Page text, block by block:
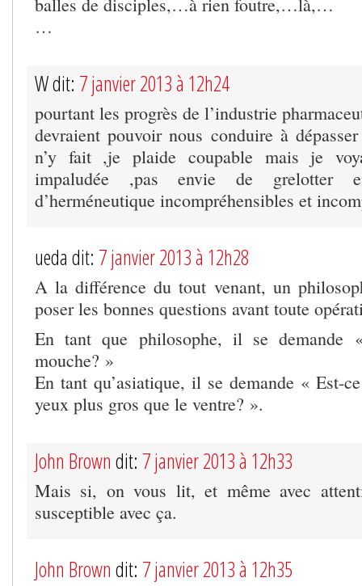
…
W dit: 7 janvier 2013 à 12h24
pourtant les progrès de l’industrie
devraient pouvoir nous conduire à
n’y fait ,je plaide coupable mais je
impaludée ,pas envie de grelotter
d’herméneutique incompréhensibles et
ueda dit: 7 janvier 2013 à 12h28
A la différence du tout venant, un
poser les bonnes questions avant toute
En tant que philosophe, il se demande «
mouche? »
En tant qu’asiatique, il se demande « Est-
yeux plus gros que le ventre? ».
John Brown dit: 7 janvier 2013 à 12h33
Mais si, on vous lit, et même avec
susceptible avec ça.
John Brown dit: 7 janvier 2013 à 12h35